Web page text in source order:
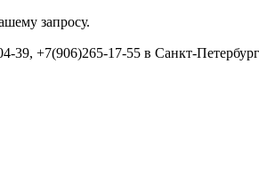
запросу.
39, +7(906)265-17-55 в Санкт-